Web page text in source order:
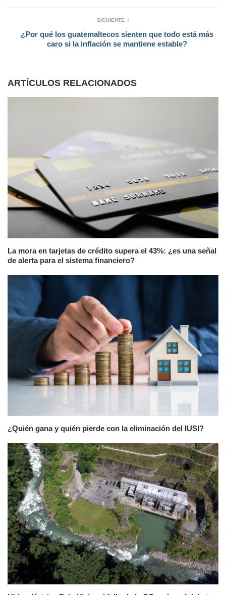
SIGUIENTE
¿Por qué los guatemaltecos sienten que todo está más
caro si la inflación se mantiene estable?
ARTÍCULOS RELACIONADOS
La mora en tarjetas de crédito supera el 43%: ¿es una señal
de alerta para el sistema financiero?
¿Quién gana y quién pierde con la eliminación del IUSI?